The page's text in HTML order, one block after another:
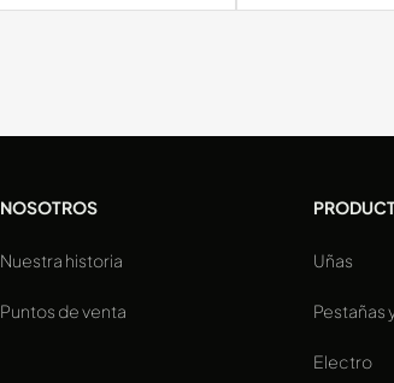
NOSOTROS
Nuestra historia
Puntos de venta
Uñas
Pestañas
Electro